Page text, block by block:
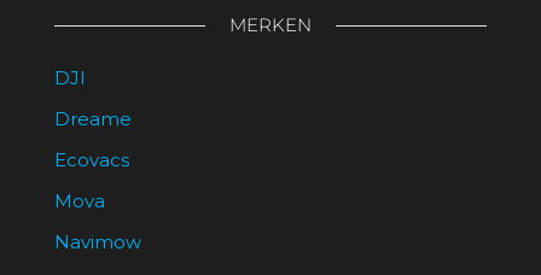
MERKEN
DJI
Dreame
Ecovacs
Mova
Navimow